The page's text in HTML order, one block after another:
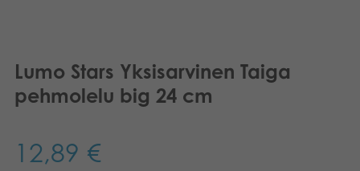
Palapelit
Kirjat
TarinaReklamaatiot
Sivustot
OSTOSKORI
0
Lumo Stars Yksisarvinen Taiga
pehmolelu big 24 cm
12,89 €